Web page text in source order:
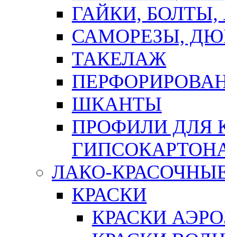
ГАЙКИ,
САМОРЕЗЫ,
ТАКЕЛАЖ
ШКАНТЫ
ПРОФИЛИ ДЛЯ
ЛАКО-
КРАСКИ
КРАСКИ